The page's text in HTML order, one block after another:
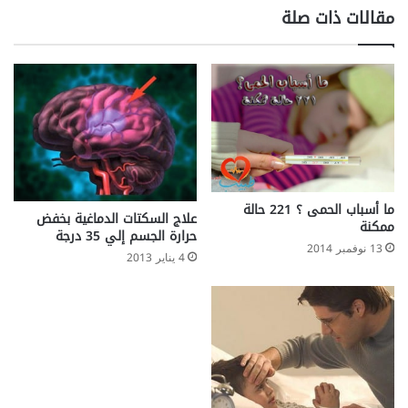
س
ي
ف
ى
ا
إ
ا
ن
ب
ا
ل
و
ر
مقالات ذات صلة
ما أسباب الحمى ؟ 221 حالة
ممكنة
13 نوفمبر 2014
علاج السكتات الدماغية بخفض
حرارة الجسم إلي 35 درجة
4 يناير 2013